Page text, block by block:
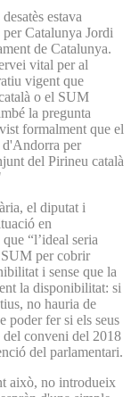
estava
per Catalunya Jordi
de Catalunya.
vital per al
vigent que
o el SUM
la pregunta
formalment que el
per
del Pirineu català
el diputat i
en
“l’ideal seria
SUM per cobrir
i sense que la
la disponibilitat: si
no hauria de
poder fer si els seus
del conveni del 2018
del parlamentari.
això, no introdueix